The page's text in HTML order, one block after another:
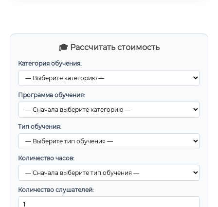
🎓 Рассчитать стоимость
Категория обучения:
Программа обучения:
Тип обучения:
Количество часов:
Количество слушателей: